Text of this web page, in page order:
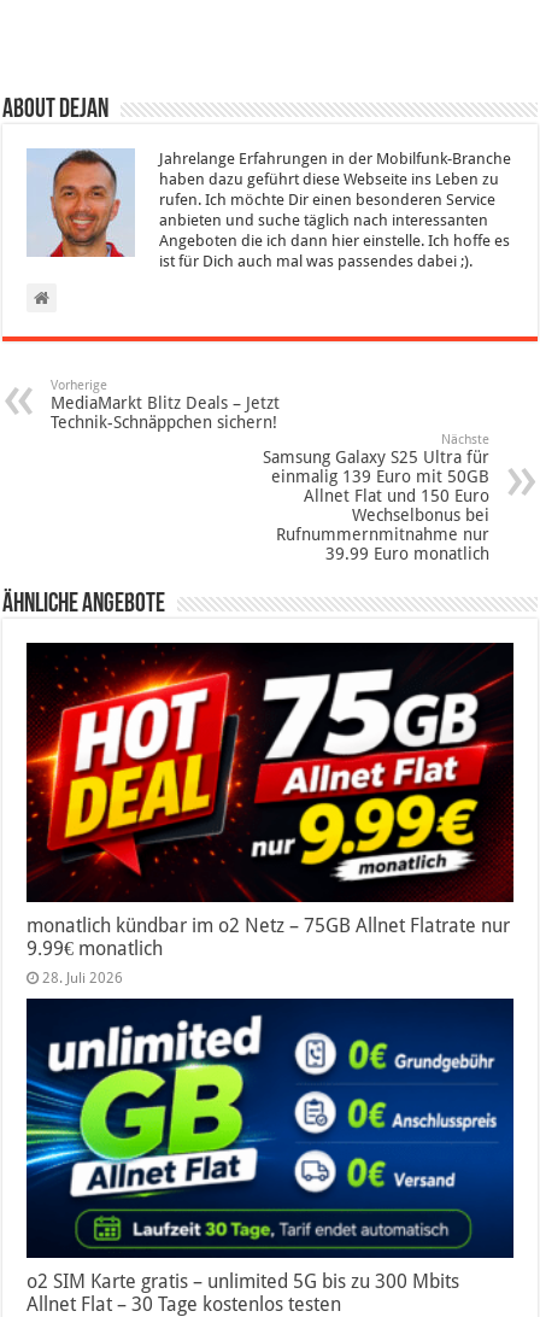
About Dejan
Jahrelange Erfahrungen in der Mobilfunk-Branche
haben dazu geführt diese Webseite ins Leben zu
rufen. Ich möchte Dir einen besonderen Service
anbieten und suche täglich nach interessanten
Angeboten die ich dann hier einstelle. Ich hoffe es
ist für Dich auch mal was passendes dabei ;).
Vorherige
MediaMarkt Blitz Deals – Jetzt
Technik-Schnäppchen sichern!
Nächste
Samsung Galaxy S25 Ultra für
einmalig 139 Euro mit 50GB
Allnet Flat und 150 Euro
Wechselbonus bei
Rufnummernmitnahme nur
39.99 Euro monatlich
Ähnliche Angebote
monatlich kündbar im o2 Netz – 75GB Allnet Flatrate nur
9.99€ monatlich
28. Juli 2026
o2 SIM Karte gratis – unlimited 5G bis zu 300 Mbits
Allnet Flat – 30 Tage kostenlos testen